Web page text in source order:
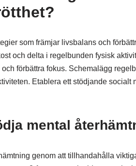
som främjar livsbalans och
och delta i regelbunden fysisk
förbättra fokus. Schemalägg
Etablera ett stödjande socialt
mental
genom att tillhandahålla